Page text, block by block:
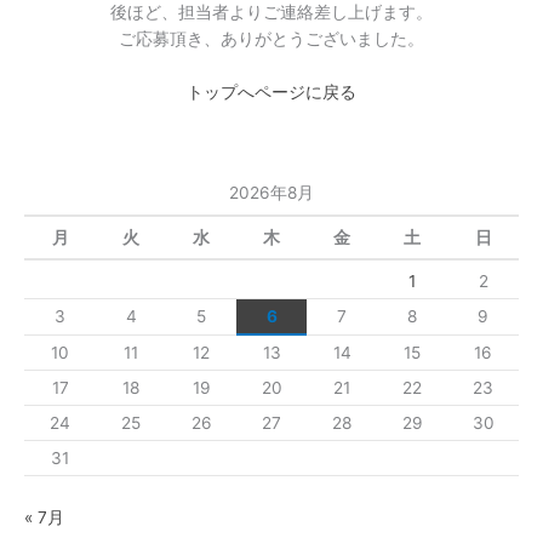
後ほど、担当者よりご連絡差し上げます。
ご応募頂き、ありがとうございました。
トップへページに戻る
2026年8月
月 火 水 木 金 土 日
1
2
3
4 5 6 7 8
9
10
11 12 13 14 15
16
17
18 19 20 21 22
23
24
25 26 27 28 29
30
31
« 7月